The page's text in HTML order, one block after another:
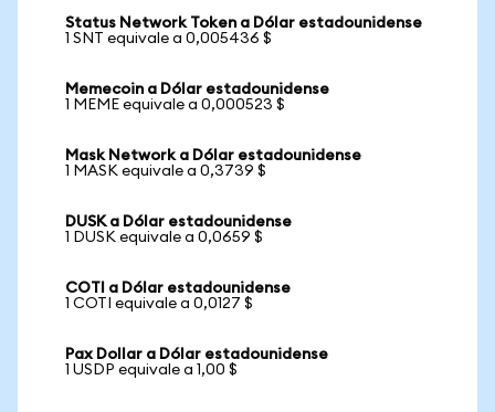
Status Network Token a Dólar estadounidense
1 SNT equivale a 0,005436 $
Memecoin a Dólar estadounidense
1 MEME equivale a 0,000523 $
Mask Network a Dólar estadounidense
1 MASK equivale a 0,3739 $
DUSK a Dólar estadounidense
1 DUSK equivale a 0,0659 $
COTI a Dólar estadounidense
1 COTI equivale a 0,0127 $
Pax Dollar a Dólar estadounidense
1 USDP equivale a 1,00 $